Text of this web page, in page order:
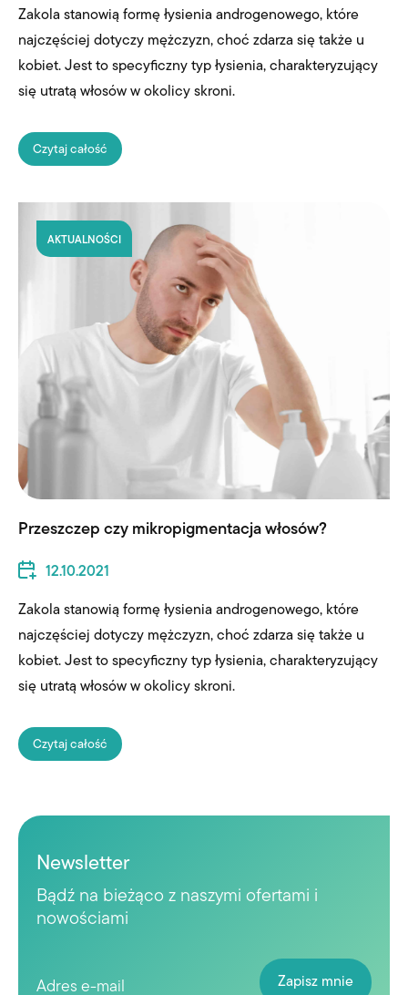
Zakola stanowią formę łysienia androgenowego, które
najczęściej dotyczy mężczyzn, choć zdarza się także u
kobiet. Jest to specyficzny typ łysienia, charakteryzujący
się utratą włosów w okolicy skroni.
Czytaj całość
AKTUALNOŚCI
Przeszczep czy mikropigmentacja włosów?
12.10.2021
Zakola stanowią formę łysienia androgenowego, które
najczęściej dotyczy mężczyzn, choć zdarza się także u
kobiet. Jest to specyficzny typ łysienia, charakteryzujący
się utratą włosów w okolicy skroni.
Czytaj całość
Newsletter
Bądź na bieżąco z naszymi ofertami i
nowościami